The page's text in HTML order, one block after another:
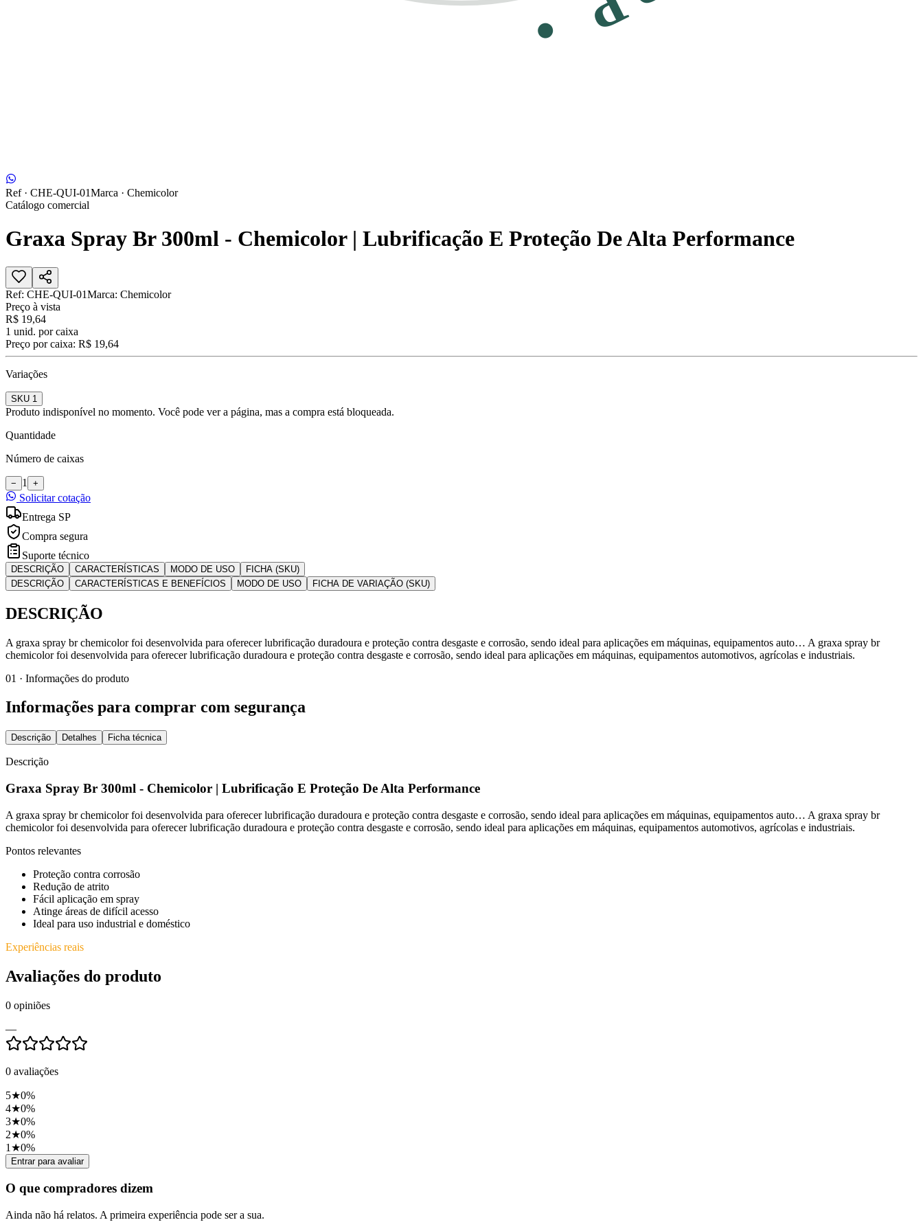
Ref · CHE-QUI-01Marca · Chemicolor
Catálogo comercial
Graxa Spray Br 300ml - Chemicolor | Lubrificação E Proteção De Alta Performance
Ref: CHE-QUI-01Marca: Chemicolor
Preço à vista
R$ 19,64
1 unid. por caixa
Preço por caixa: R$ 19,64
Variações
SKU 1
Produto indisponível no momento. Você pode ver a página, mas a compra está bloqueada.
Quantidade
Número de caixas
− 1 +
Solicitar cotação
Entrega SP
Compra segura
Suporte técnico
DESCRIÇÃO CARACTERÍSTICAS MODO DE USO
FICHA (SKU)
DESCRIÇÃO
CARACTERÍSTICAS E BENEFÍCIOS MODO DE USO FICHA DE VARIAÇÃO (SKU)
DESCRIÇÃO
A graxa spray br chemicolor foi desenvolvida para oferecer lubrificação duradoura e proteção contra desgaste e corrosão, sendo ideal para aplicações em máquinas, equipamentos auto… A graxa spray br
chemicolor foi desenvolvida para oferecer lubrificação duradoura e proteção contra desgaste e corrosão, sendo ideal para aplicações em máquinas, equipamentos automotivos, agrícolas e industriais.
01 · Informações do produto
Informações para comprar com segurança
Descrição Detalhes Ficha técnica
Descrição
Graxa Spray Br 300ml - Chemicolor | Lubrificação E Proteção De Alta Performance
A graxa spray br chemicolor foi desenvolvida para oferecer lubrificação duradoura e proteção contra desgaste e corrosão, sendo ideal para aplicações em máquinas, equipamentos auto… A graxa spray br
chemicolor foi desenvolvida para oferecer lubrificação duradoura e proteção contra desgaste e corrosão, sendo ideal para aplicações em máquinas, equipamentos automotivos, agrícolas e industriais.
Pontos relevantes
Proteção contra corrosão
Redução de atrito
Fácil aplicação em spray
Atinge áreas de difícil acesso
Ideal para uso industrial e doméstico
Experiências reais
Avaliações do produto
0 opiniões
—
0 avaliações
5★0%
4★0%
3★0%
2★0%
1 ★0%
Entrar para avaliar
O que compradores dizem
Ainda não há relatos. A primeira experiência pode ser a sua.